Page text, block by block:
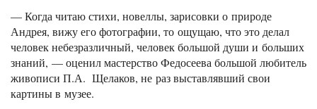
— Когда читаю стихи, новеллы, зарисовки о природе
Андрея, вижу его фотографии, то ощущаю, что это делал
человек небезразличный, человек большой души и больших
знаний, — оценил мастерство Федосеева большой любитель
живописи П.А. Щелаков, не раз выставлявший свои
картины в музее.